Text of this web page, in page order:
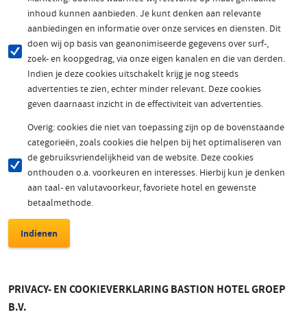
inhoud kunnen aanbieden. Je kunt denken aan relevante
aanbiedingen en informatie over onze services en diensten. Dit
doen wij op basis van geanonimiseerde gegevens over surf-,
zoek- en koopgedrag, via onze eigen kanalen en die van derden.
Indien je deze cookies uitschakelt krijg je nog steeds
advertenties te zien, echter minder relevant. Deze cookies
geven daarnaast inzicht in de effectiviteit van advertenties.
Overig: cookies die niet van toepassing zijn op de bovenstaande
categorieën, zoals cookies die helpen bij het optimaliseren van
de gebruiksvriendelijkheid van de website. Deze cookies
onthouden o.a. voorkeuren en interesses. Hierbij kun je denken
aan taal- en valutavoorkeur, favoriete hotel en gewenste
betaalmethode.
PRIVACY- EN COOKIEVERKLARING BASTION HOTEL GROEP
B.V.